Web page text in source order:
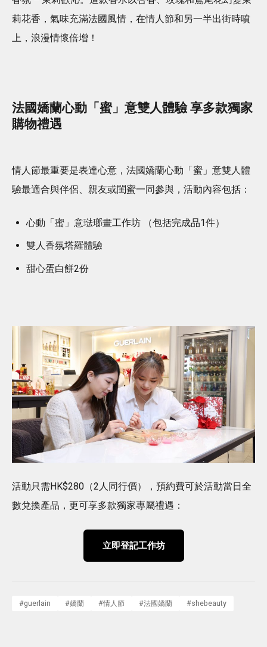
莉花香，氣味充滿法國風情，在情人節和另一半出街時噴
上，浪漫情懷倍增！
法國嬌蘭心動「蜜」意雙人體驗 享多款獨家
購物禮遇
情人節最重要是表達心意，法國嬌蘭心動「蜜」意雙人體
驗最適合與伴侶、親友或閨蜜一同參與，活動內容包括：
心動「蜜」意琺瑯畫工作坊 （包括完成品1件）
雙人香氛塔羅體驗
甜心蛋白餅2份
活動只需HK$280（2人同行價），預約費可於活動當日全
數兌換產品，更可享多款獨家專屬禮遇：
立即登記工作坊
#guerlain #嬌蘭 #情人節 #法國嬌蘭 #shebeauty